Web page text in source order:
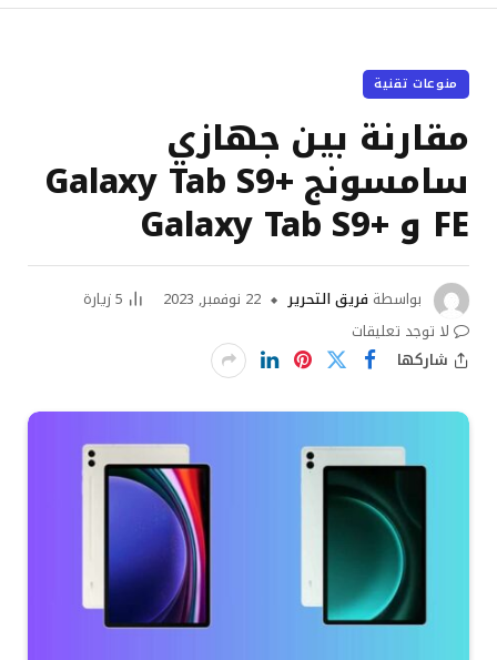
منوعات تقنية
مقارنة بين جهازي
سامسونج +Galaxy Tab S9
FE و +Galaxy Tab S9
بواسطة فريق التحرير 22 نوفمبر, 2023 5زيارة
لا توجد تعليقات
شاركها